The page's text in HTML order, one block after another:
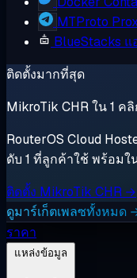
MTProto
BlueStacks แ
ติดตั้งมากที่สุด
MikroTik CHR ใน 1 ค
RouterOS Cloud
ดับ 1 ที่ลูกค้าใช้ พร้อมใ
ติดตั้ง MikroTik CHR →
ดูมาร์เก็ตเพลซทั้งหมด
ราคา